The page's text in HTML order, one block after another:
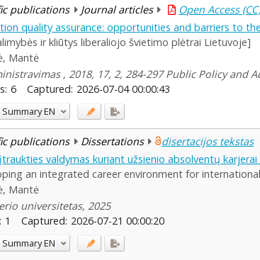
publications Journal articles Open Access
quality assurance: opportunities and barriers to
ir kliūtys liberaliojo švietimo plėtrai Lietuvoje]
Mantė
, 2018, 17, 2, 284-297 Public Policy and
6 Captured: 2026-07-04 00:00:43
SummaryEN
publications Dissertations disertacijos tekstas
valdymas kuriant užsienio absolventų
an integrated career environment for
Mantė
universitetas, 2025
1 Captured: 2026-07-21 00:00:20
SummaryEN